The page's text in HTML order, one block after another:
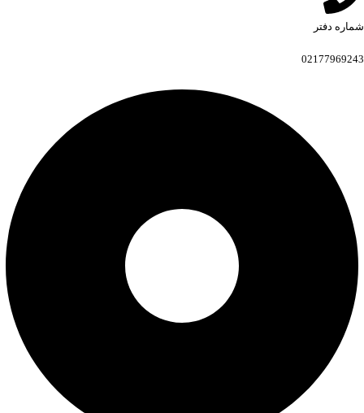
شماره دفتر
02177969243